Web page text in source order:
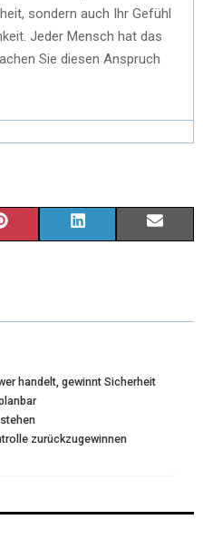
sondern auch Ihr Gefühl
Jeder Mensch hat das
Sie diesen Anspruch
T
R
E
K
D
I
handelt, gewinnt Sicherheit
zurückzugewinnen